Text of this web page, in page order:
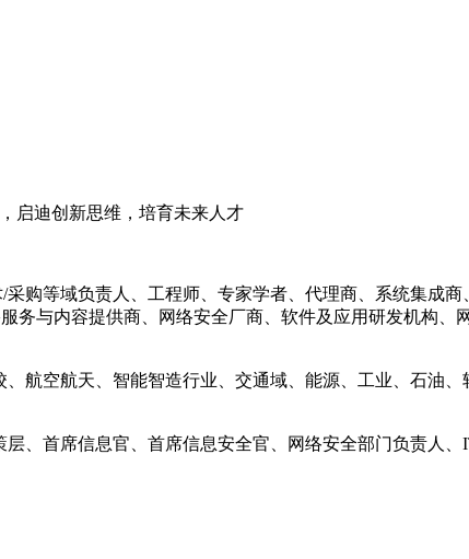
启迪创新思维，培育未来人才
购等域负责人、工程师、专家学者、代理商、系统集成
与内容提供商、网络安全厂商、软件及应用研发机构、
航空航天、智能智造行业、交通域、能源、工业、石油
、首席信息官、首席信息安全官、网络安全部门负责人